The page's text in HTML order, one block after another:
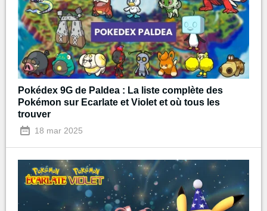
Pokédex 9G de Paldea : La liste complète des
Pokémon sur Ecarlate et Violet et où tous les
trouver
18 mar 2025